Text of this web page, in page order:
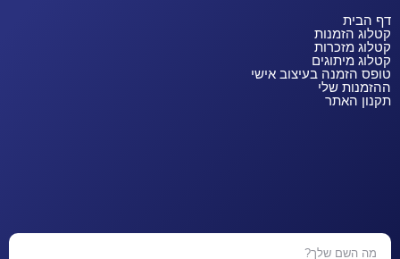
דף הבית
קטלוג הזמנות
קטלוג מזכרות
קטלוג מיתוגים
טופס הזמנה בעיצוב אישי
ההזמנות שלי
תקנון האתר